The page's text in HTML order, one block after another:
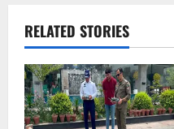
v
i
g
RELATED STORIES